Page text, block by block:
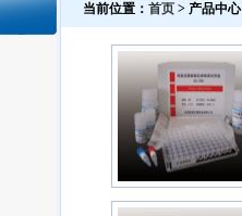
当前位置： 首页> 产品中心